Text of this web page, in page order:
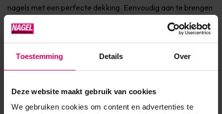
Toestemming Details Over
Deze website maakt gebruik van cookies
We gebruiken cookies om content en advertenties te
nagels met een perfecte dekking. Eenvoudig aan te brengen
als nagellak, maar met de duurzaamheid van gel. ✔ TPO-
vrij✔ Veel kleuren al in 1 laag dekkend✔ Hoge kwaliteit &
pigmentatie ✔ Vegan & afweekbaar✔ Meer dan +180
Toon meer